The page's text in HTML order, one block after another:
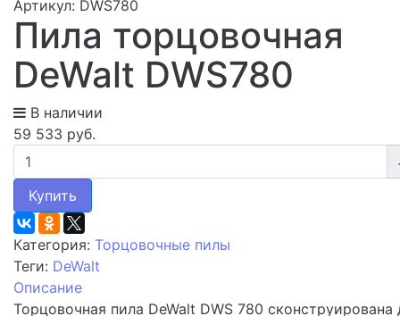
Артикул: DWS780
Пила торцовочная
DeWalt DWS780
В наличии
59 533 руб.
Купить
Категория: Торцовочные пилы
Теги: DeWalt
Описание
Торцовочная пила DeWalt DWS 780 сконструирована